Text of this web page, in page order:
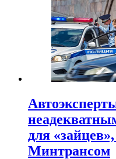
для
Минтрансом